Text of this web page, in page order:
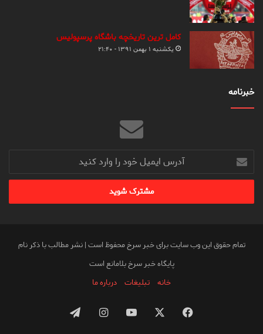
کامل ترین تاریخچه باشگاه پرسپولیس
یکشنبه ۱ بهمن ۱۳۹۱ - ۲۱:۴۰
خبرنامه
آدرس
ایمیل
خود
وارد
تمام حقوق این وب سایت برای خبر سرخ محفوظ است | نشر مطالب با ذکر نام
پایگاه خبر سرخ بلامانع است
خانه
تبلیغات درباره ما
فیس
یوتیوباینستاگرامتلگرام